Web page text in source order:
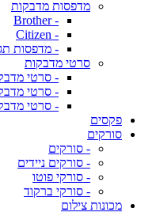
מדפסות מדבקות
- Brother
- Citizen
- מדפסות
סרטי מדבקות
- סרטי
- סרטי
- סרטי
פקסים
סורקים
- סורקים
- סורקים ניידים
- סורקי פוטו
- סורקי ברקוד
מכונות צילום